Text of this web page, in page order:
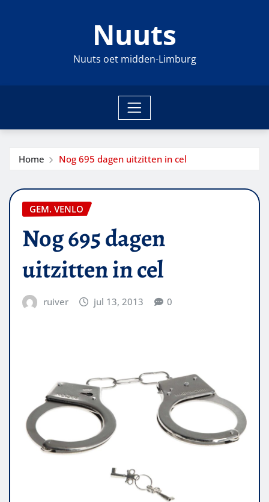
Nuuts
Nuuts oet midden-Limburg
Home Nog 695 dagen uitzitten in cel
GEM. VENLO
Nog 695 dagen
uitzitten in cel
ruiver jul 13, 2013 0